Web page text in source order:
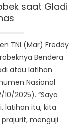
saat Gladi
TNI (Mar) Freddy
Bendera
atau latihan
Nasional
2025). “Saya
latihan itu, kita
menguji